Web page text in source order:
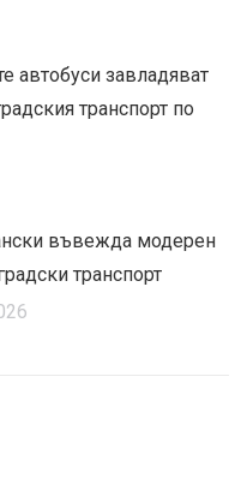
автобуси завладяват
транспорт по
въвежда модерен
транспорт